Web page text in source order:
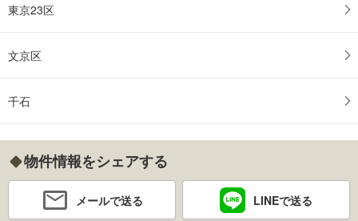
東京23区
文京区
千石
物件情報をシェアする
メールで送る LINEで送る